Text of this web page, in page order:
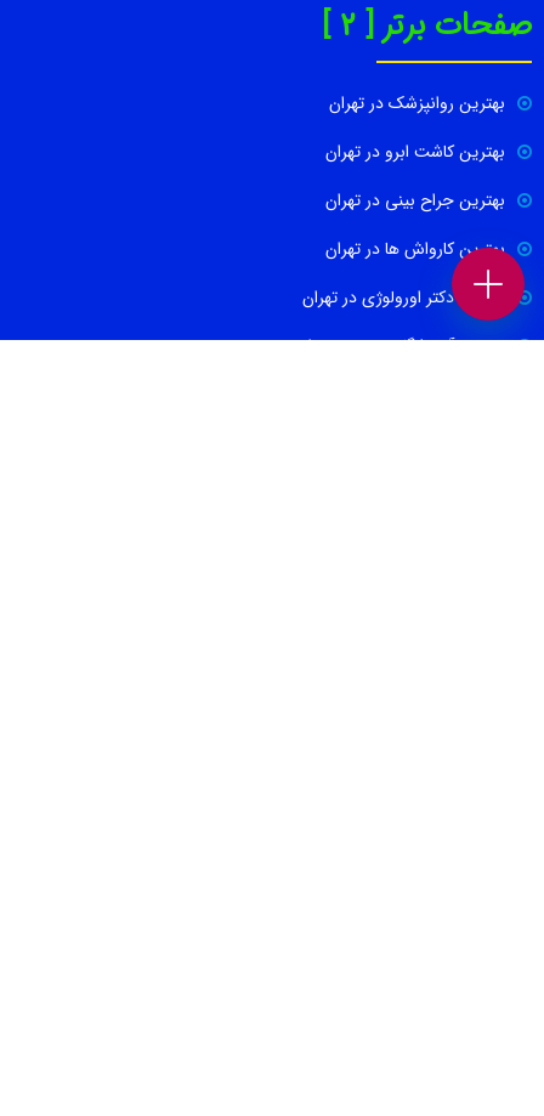
صفحات برتر [ 2 ]
بهترین روانپزشک در تهران
بهترین کاشت ابرو در تهران
بهترین جراح بینی در تهران
بهترین کارواش ها در تهران
بهترین دکتر اورولوژی در تهران
بهترین آموزشگاه موسیقی تهران